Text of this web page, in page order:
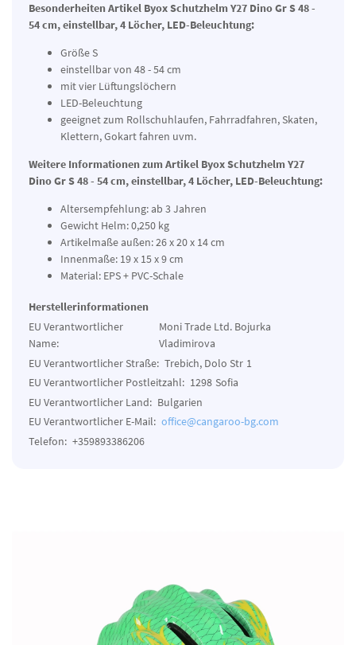
Besonderheiten Artikel Byox Schutzhelm Y27 Dino Gr S 48 -
54 cm, einstellbar, 4 Löcher, LED-Beleuchtung:
Größe S
einstellbar von 48 - 54 cm
mit vier Lüftungslöchern
LED-Beleuchtung
geeignet zum Rollschuhlaufen, Fahrradfahren, Skaten,
Klettern, Gokart fahren uvm.
Weitere Informationen zum Artikel Byox Schutzhelm Y27
Dino Gr S 48 - 54 cm, einstellbar, 4 Löcher, LED-Beleuchtung:
Altersempfehlung: ab 3 Jahren
Gewicht Helm: 0,250 kg
Artikelmaße außen: 26 x 20 x 14 cm
Innenmaße: 19 x 15 x 9 cm
Material: EPS + PVC-Schale
Herstellerinformationen
EU Verantwortlicher
Name:
Moni Trade Ltd. Bojurka
Vladimirova
EU Verantwortlicher Straße: Trebich, Dolo Str 1
EU Verantwortlicher Postleitzahl: 1298 Sofia
EU Verantwortlicher Land: Bulgarien
EU Verantwortlicher E-Mail: office@cangaroo-bg.com
Telefon: +359893386206